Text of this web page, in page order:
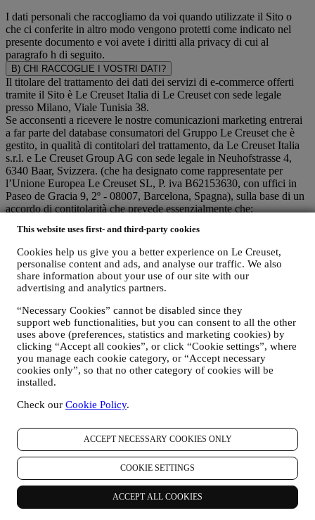
This website uses first- and third-party cookies
Cookies help us give you a better experience on Le Creuset,
personalise content and ads, and analyse our traffic. We also
share information about your use of our site with our
advertising and analytics partners.
“Necessary Cookies” cannot be disabled since they
support web functionalities, but you can consent to all the other
uses above (preferences, statistics and marketing cookies) by
clicking “Accept all cookies”, or click “Cookie settings”, where
you manage each cookie category, or “Accept necessary
cookies only”, so that no other category of cookies will be
installed.
Check our Cookie Policy.
ACCEPT NECESSARY COOKIES ONLY
COOKIE SETTINGS
ACCEPT ALL COOKIES
I dati personali che raccogliamo da voi quando utilizzate il Sito o
che ci conferite in altro modo vengono protetti come indicato nel
presente documento e voi avete i diritti alla privacy di cui al
paragrafo h di seguito.
B) CHI RACCOGLIE I VOSTRI DATI?
Il titolare del trattamento dei dati dei servizi di e-commerce offerti
tramite il Sito è Le Creuset Italia di Le Creuset con sede legale
presso Milano, Viale Tunisia 38.
Se acconsenti a ricevere le nostre comunicazioni marketing entrerai
a far parte del database consumatori del Gruppo Le Creuset che è
gestito, in qualità di contitolari del trattamento, da Le Creuset Italia
s.r.l. e Le Creuset Group AG con sede legale in Neuhofstrasse 4,
6340 Baar, Svizzera. (che ha designato come rappresentate per
l’Unione Europea Le Creuset SL, P. iva B62153630, con uffici in
Paseo de Gracia 9, 2º - 08007, Barcelona, Spagna), sulla base di un
accordo di contitolarità che prevede essenzialmente che:
relativa al marketing e all’esperienza personalizzata del
consumatore;
(b) le entità locali di Le Creuset beneficino e implementino tale
strategia, sviluppando anche in modo indipendente comunicazioni
ed iniziative di marketing a livello locale (all'interno di un
determinato Paese);
(c) entrambi i contitolari siano tenuti a gestire le richieste relative ai
diritti degli interessati in materia di protezione dei dati.
C) PERCHÉ RACCOGLIAMO I VOSTRI DATI?
Possiamo trattare i vostri dati per le seguenti finalità:
i. PER ADEMPIERE A NOSTRI OBBLIGHI LEGALI
Potremmo essere tenuti a trattare alcuni dati che vi riguardano
per adempiere a nostri obblighi legali e ad altri obblighi
ii. PER CREARE UN NUOVO ACCOUNT LE CREUSET
Utilizzeremo i vostri dati per creare un account Le Creuset
che vi darà accesso a una serie di vantaggi riservati agli utenti
registrati per usufruire al meglio dei nostri servizi, quali, un
checkout più rapido, la possibilità di salvare più indirizzi di